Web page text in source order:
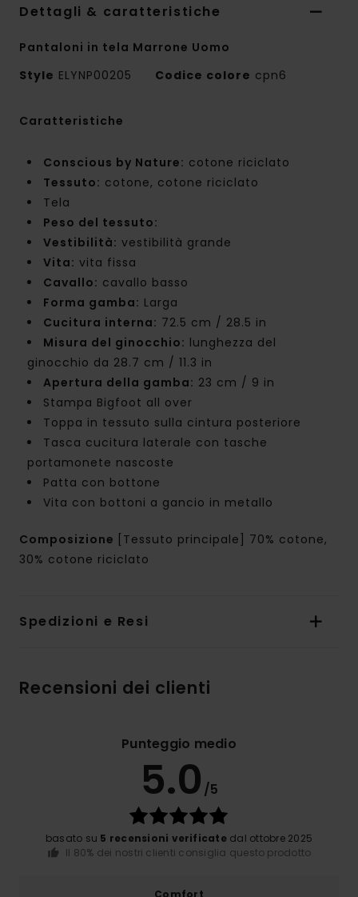
Dettagli & caratteristiche
Pantaloni in tela Marrone Uomo
Style ELYNP00205 Codice colore cpn6
Caratteristiche
Conscious by Nature: cotone riciclato
Tessuto: cotone, cotone riciclato
Tela
Peso del tessuto:
Vestibilità: vestibilità grande
Vita: vita fissa
Cavallo: cavallo basso
Forma gamba: Larga
Cucitura interna: 72.5 cm / 28.5 in
Misura del ginocchio: lunghezza del
ginocchio da 28.7 cm / 11.3 in
Apertura della gamba: 23 cm / 9 in
Stampa Bigfoot all over
Toppa in tessuto sulla cintura posteriore
Tasca cucitura laterale con tasche
portamonete nascoste
Patta con bottone
Vita con bottoni a gancio in metallo
Composizione
[Tessuto principale] 70% cotone,
30% cotone riciclato
Spedizioni e Resi
Recensioni dei clienti
Punteggio medio
5.0 /5
basato su 5 recensioni verificatedal ottobre 2025
Il 80% dei nostri clienti consiglia questo prodotto
Comfort